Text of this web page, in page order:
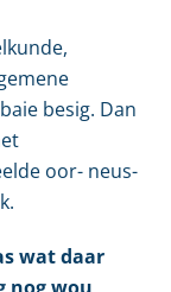
besig. Dan
oor- neus-
wat daar